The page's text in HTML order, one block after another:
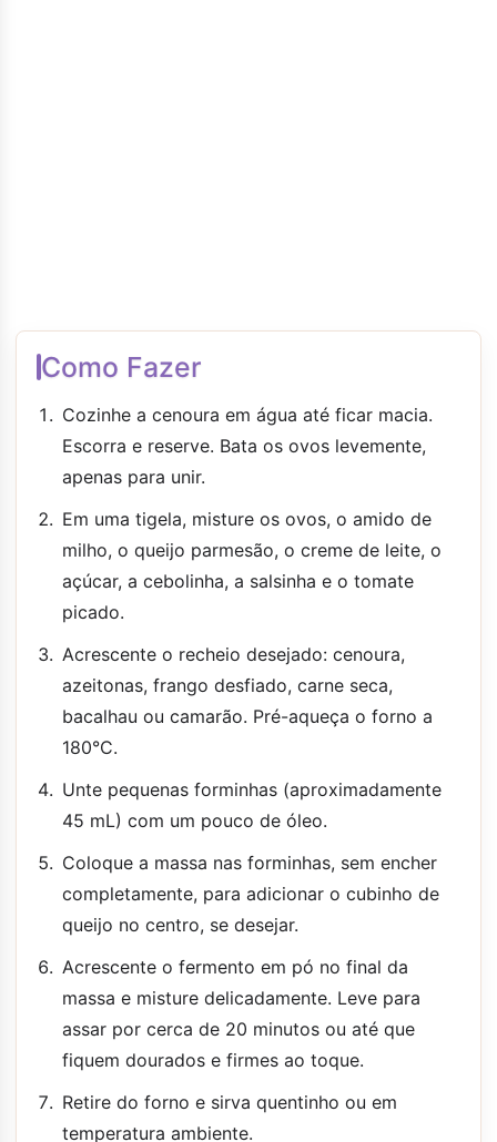
Como Fazer
Cozinhe a cenoura em água até ficar macia.
Escorra e reserve. Bata os ovos levemente,
apenas para unir.
Em uma tigela, misture os ovos, o amido de
milho, o queijo parmesão, o creme de leite, o
açúcar, a cebolinha, a salsinha e o tomate
picado.
Acrescente o recheio desejado: cenoura,
azeitonas, frango desfiado, carne seca,
bacalhau ou camarão. Pré-aqueça o forno a
180°C.
Unte pequenas forminhas (aproximadamente
45 mL) com um pouco de óleo.
Coloque a massa nas forminhas, sem encher
completamente, para adicionar o cubinho de
queijo no centro, se desejar.
Acrescente o fermento em pó no final da
massa e misture delicadamente. Leve para
assar por cerca de 20 minutos ou até que
fiquem dourados e firmes ao toque.
Retire do forno e sirva quentinho ou em
temperatura ambiente.